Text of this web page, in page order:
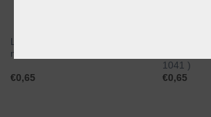
Luca-S 499 borduurgaren 8
meter ( DMC 168 / Anchor X )
€0,65
1041 )
€0,65